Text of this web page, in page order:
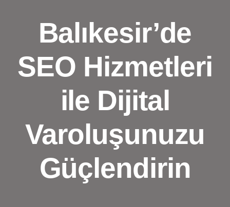
Balıkesir’de
SEO Hizmetleri
ile Dijital
Varoluşunuzu
Güçlendirin